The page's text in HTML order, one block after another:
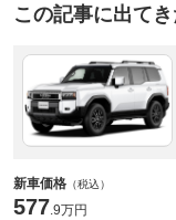
この記事に出て
新車価格 （税込）
577.9万円